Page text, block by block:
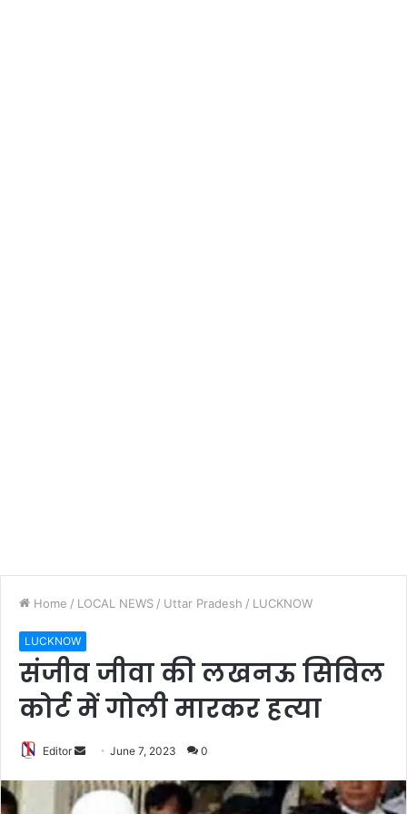
Home / LOCAL NEWS / Uttar Pradesh / LUCKNOW
LUCKNOW
संजीव जीवा की लखनऊ सिविल
कोर्ट में गोली मारकर हत्या
Editor
n
June 7, 2023 0